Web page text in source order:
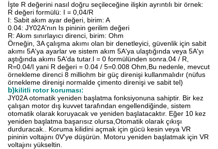
İşte R değerini nasıl doğru seçileceğine ilişkin ayrıntılı bir örnek:
R değeri formülü: I = 0,04/R
I: Sabit akım ayar değeri, birim: A
0.04: JY02A'nın Is pininin gerilim değeri
R: Akım sınırlayıcı direnci, birim: Ohm
Örneğin, 3A çalışma akımı olan bir denetleyici, güvenlik için sabit
akımı 5A'ya ayarlar ve sistem akım 5A'ya ulaştığında veya 5A'yı
aştığında akımı 5A'da tutar.I = 0 formülünden sonra.04 / R,
R=0.04/I yani R değeri = 0.04 / 5=0.008 Ohm,Bu nedenle, mevcut
örnekleme direnci 8 milliohm bir güç direnişi kullanmalıdır (nüfus
örnekleme direnişi normalde çimento direnişi ve sabit tel)
b)kilitli rotor koruması:
JY02A otomatik yeniden başlatma fonksiyonuna sahiptir. Bir kez
çalışan motor dış kuvvet tarafından engellendiğinde, sistem
otomatik olarak koruyacak ve yeniden başlatacaktır. Eğer 10 kez
yeniden başlatma başarısız olursa,Otomatik olarak çıkışı
durduracak.. Koruma kilidini açmak için gücü kesin veya VR
pininin voltajını 0V'ye düşürün. Motoru yeniden başlatmak için VR
voltajını yükseltin.